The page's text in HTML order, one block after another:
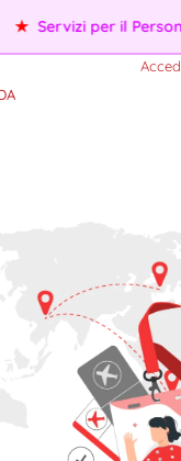
Servizi per il Personale